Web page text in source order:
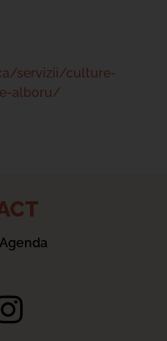
servizii/culture-
alboru/